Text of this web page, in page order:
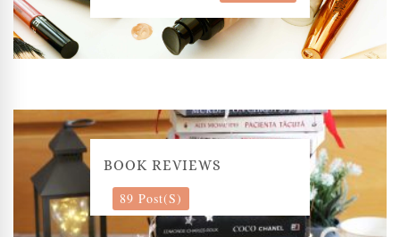
BOOK REVIEWS
89 Post(s)